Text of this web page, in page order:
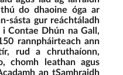
do dhaoine óga ar
sásta gur reáchtáladh
i Contae Dhún na Gall,
rannpháirteach ann
rud a chruthaíonn,
chomh leathan agus
an tSamhraidh